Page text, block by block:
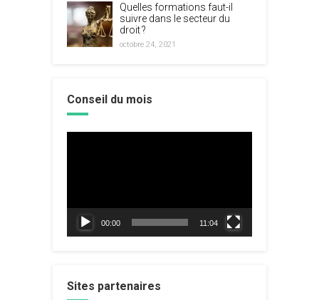
Quelles formations faut-il
suivre dans le secteur du
droit ?
octobre 24, 2021
Conseil du mois
00:00 11:04
Sites partenaires